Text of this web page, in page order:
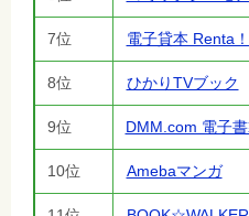
7位 電子貸本 Renta！
8位 ひかりTVブック
9位 DMM.com 電子
10位 Amebaマンガ